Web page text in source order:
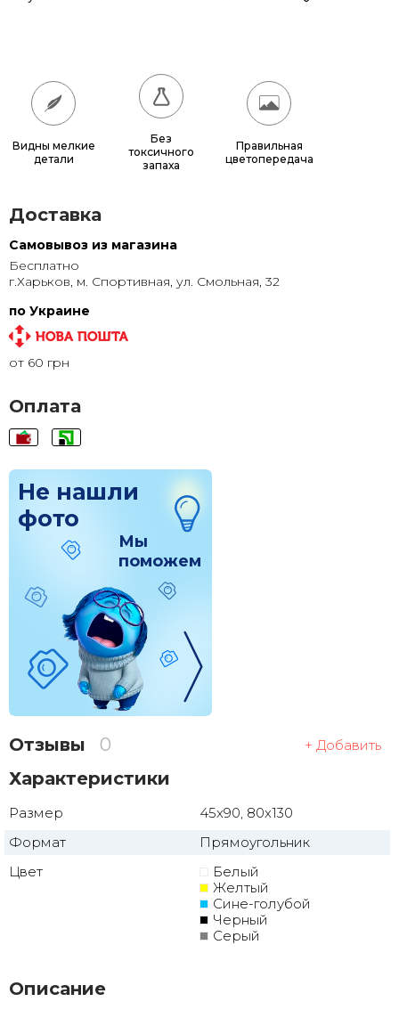
100x150 8 190 грн.
120x160 10 440 грн.
Видны мелкие
детали
Без
токсичного
запаха
Правильная
цветопередача
Доставка
Самовывоз из магазина
Бесплатно
г.Харьков, м. Спортивная, ул. Смольная, 32
по Украине
от 60 грн
Оплата
Не нашли
фото
Мы
поможем
Отзывы 0 + Добавить
Характеристики
Размер
45x90, 80x130
Формат
Прямоугольник
Цвет
Белый
Желтый
Сине-голубой
Черный
Серый
Описание